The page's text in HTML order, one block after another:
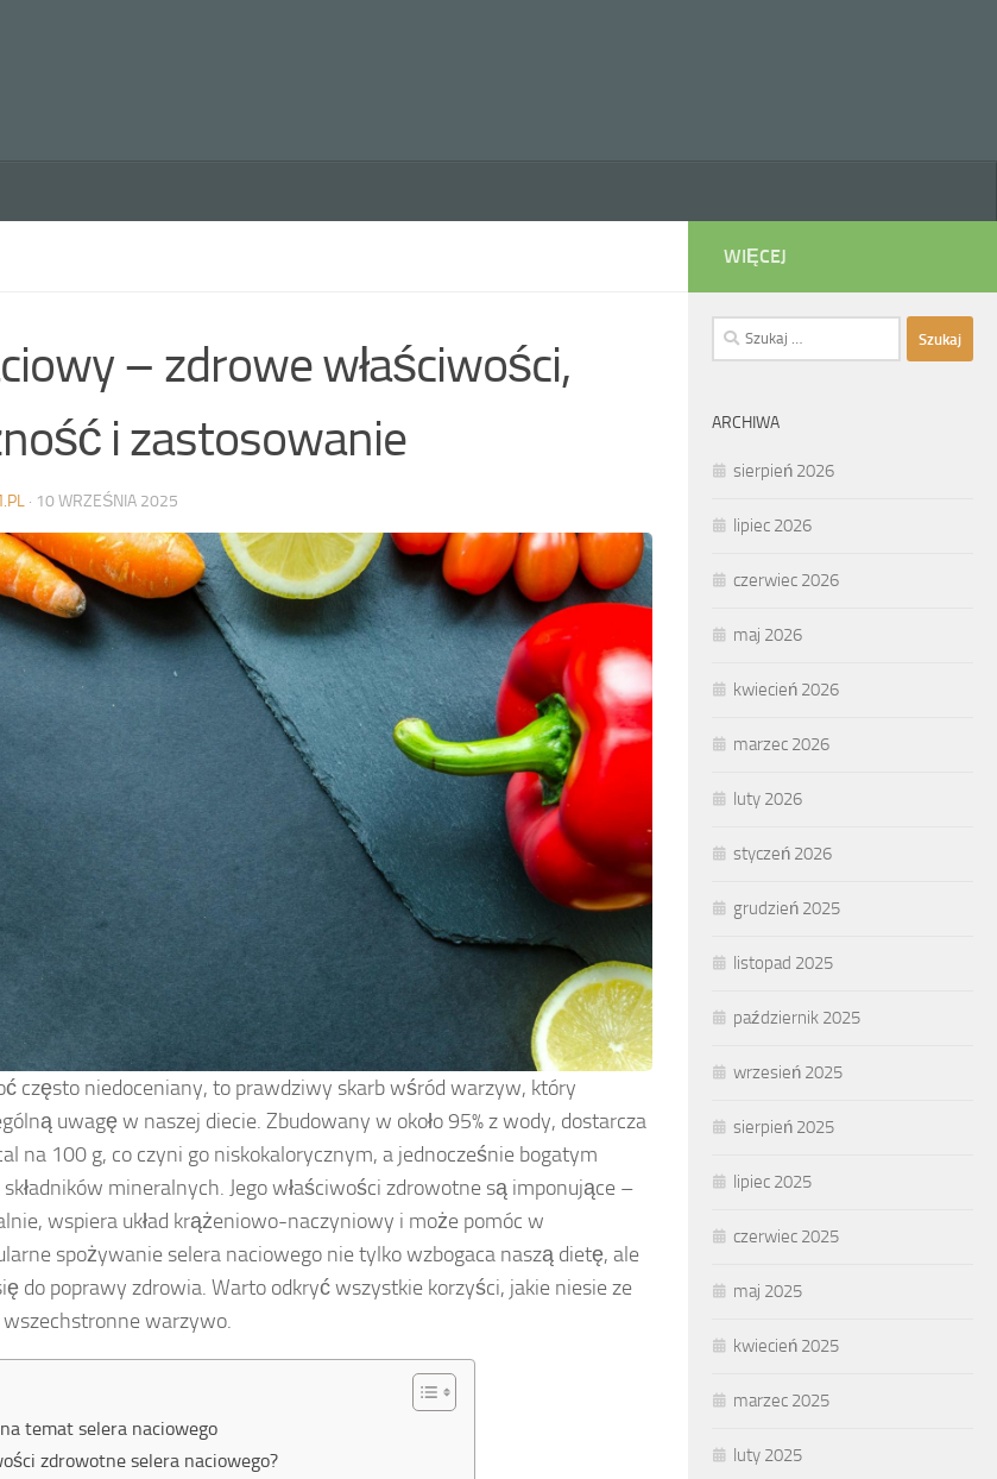
– zdrowe właściwości,
i zastosowanie
· 10 WRZEŚNIA 2025
często niedoceniany, to prawdziwy skarb wśród warzyw, który
uwagę w naszej diecie. Zbudowany w około 95% z wody, dostarcza
na 100 g, co czyni go niskokalorycznym, a jednocześnie bogatym
mineralnych. Jego właściwości zdrowotne są imponujące –
wspiera układ krążeniowo-naczyniowy i może pomóc w
spożywanie selera naciowego nie tylko wzbogaca naszą dietę, ale
do poprawy zdrowia. Warto odkryć wszystkie korzyści, jakie niesie ze
warzywo.
temat selera naciowego
zdrowotne selera naciowego?
WIĘCEJ
Szukaj:
ARCHIWA
sierpień 2026
lipiec 2026
czerwiec 2026
maj 2026
kwiecień 2026
marzec 2026
luty 2026
styczeń 2026
grudzień 2025
listopad 2025
październik 2025
wrzesień 2025
sierpień 2025
lipiec 2025
czerwiec 2025
maj 2025
kwiecień 2025
marzec 2025
luty 2025